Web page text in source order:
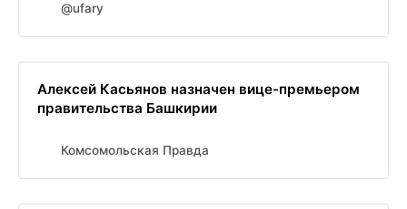
@ufary
Алексей Касьянов назначен вице-премьером
правительства Башкирии
Комсомольская Правда